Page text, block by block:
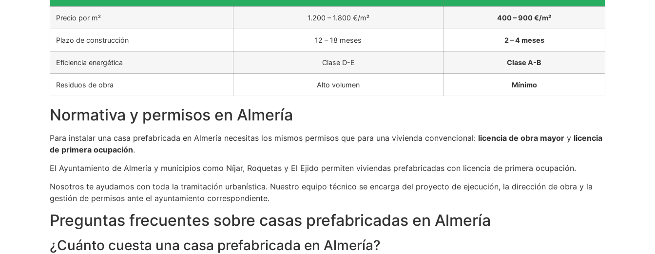
Precio por m² 1.200 – 1.800 €/m² 400 – 900 €/m²
Plazo de construcción 12 – 18 meses 2 – 4 meses
Eficiencia energética Clase D-E Clase A-B
Residuos de obra Alto volumen Mínimo
Normativa y permisos en Almería
Para instalar una casa prefabricada en Almería necesitas los mismos permisos que para una vivienda convencional: licencia de obra mayor y licencia
de primera ocupación.
El Ayuntamiento de Almería y municipios como Níjar, Roquetas y El Ejido permiten viviendas prefabricadas con licencia de primera ocupación.
Nosotros te ayudamos con toda la tramitación urbanística. Nuestro equipo técnico se encarga del proyecto de ejecución, la dirección de obra y la
gestión de permisos ante el ayuntamiento correspondiente.
Preguntas frecuentes sobre casas prefabricadas en Almería
¿Cuánto cuesta una casa prefabricada en Almería?